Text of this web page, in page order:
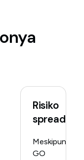
Risiko
spread
Meskipun
GO